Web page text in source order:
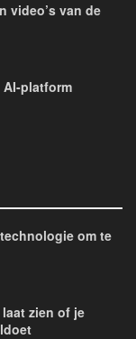
video’s van de
AI-platform
om te
laat zien of je